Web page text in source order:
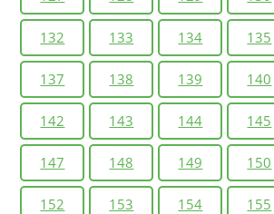
132 133 134 135
137 138 139 140
142 143 144 145
147 148 149 150
152 153 154 155